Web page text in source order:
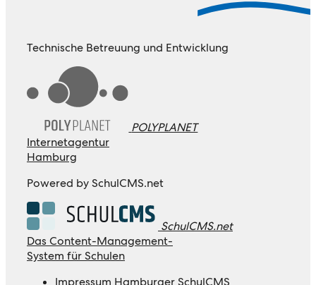
Technische Betreuung und Entwicklung
POLYPLANET
Internetagentur
Hamburg
Powered by SchulCMS.net
SchulCMS.net
Das Content-Management-
System für Schulen
Impressum Hamburger SchulCMS